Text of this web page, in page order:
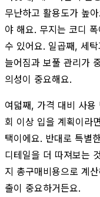
무난하고 활용도가 높
야 해요. 무지는 코디
수 있어요. 일곱째, 세
늘어짐과 보풀 관리가
의성이 중요해요.
여덟째, 가격 대비 사용
회 이상 입을 계획이라
택이에요. 반대로 특별
디테일을 더 따져보는
지 총구매비용으로 계
출이 중요하거든요.